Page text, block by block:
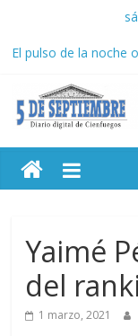
contenido
El pulso de la noche
instalaciones
Fidel, la Feria del
Premian a
Plan vacacional
5
Diario
digital
de
Cienfuegos,
Cuba
Yaimé
del
1 marzo, 2021